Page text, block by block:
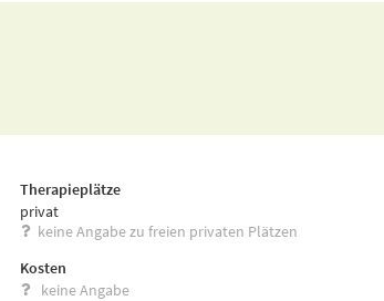
Therapieplätze
privat
keine Angabe zu freien privaten Plätzen
Kosten
keine Angabe